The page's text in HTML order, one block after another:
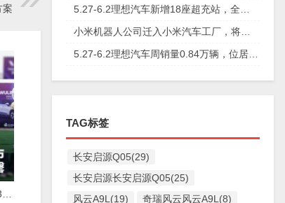
案
TAG标签
长安启源Q05(29)
长安启源长安启源Q05(25)
风云A9L(19)
奇瑞风云风云A9L(8)